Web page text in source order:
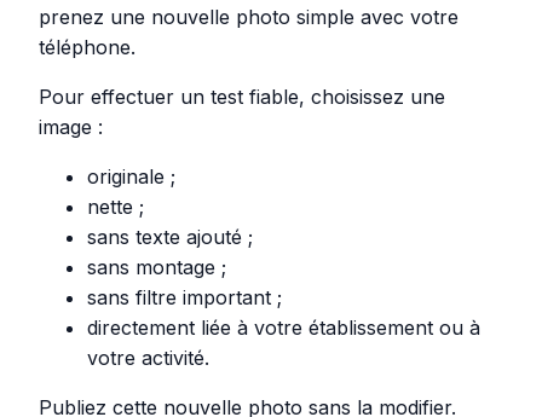
prenez une nouvelle photo simple avec votre
téléphone.
Pour effectuer un test fiable, choisissez une
image :
originale ;
nette ;
sans texte ajouté ;
sans montage ;
sans filtre important ;
directement liée à votre établissement ou à
votre activité.
Publiez cette nouvelle photo sans la modifier.